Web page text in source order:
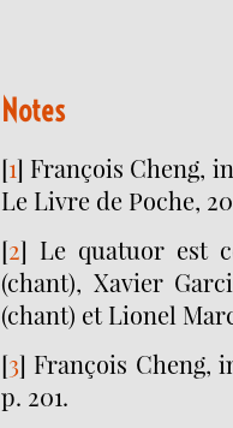
Notes
[1] François Cheng, in
Le Livre de Poche,
[2] Le quatuor est
(chant), Xavier
(chant) et Lionel
[3] François Cheng,
p. 201.